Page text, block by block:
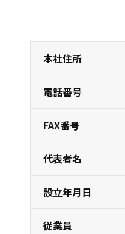
本社住所
電話番号
FAX番号
代表者名
設立年月日
従業員